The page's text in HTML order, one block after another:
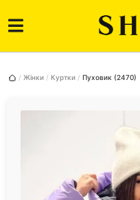
Жінки Куртки Пуховик (2470)